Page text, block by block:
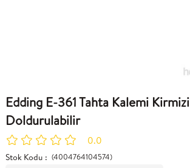
Edding E-361 Tahta Kalemi Kirmizi
Doldurulabilir
0.0
Stok Kodu (4004764104574)